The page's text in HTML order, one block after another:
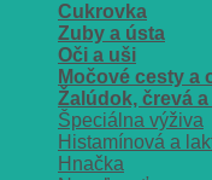
Cukrovka
Zuby a ústa
Oči a uši
Močové cesty a
Žalúdok, črevá
Špeciálna výživa
Histamínová a
Hnačka